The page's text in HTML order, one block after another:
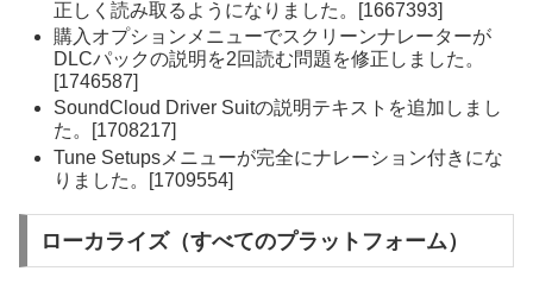
正しく読み取るようになりました。[1667393]
購入オプションメニューでスクリーンナレーターが
DLCパックの説明を2回読む問題を修正しました。
[1746587]
SoundCloud Driver Suitの説明テキストを追加しまし
た。[1708217]
Tune Setupsメニューが完全にナレーション付きにな
りました。[1709554]
ローカライズ（すべてのプラットフォーム）